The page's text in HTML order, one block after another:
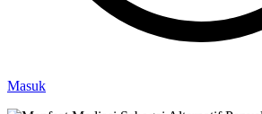
Masuk